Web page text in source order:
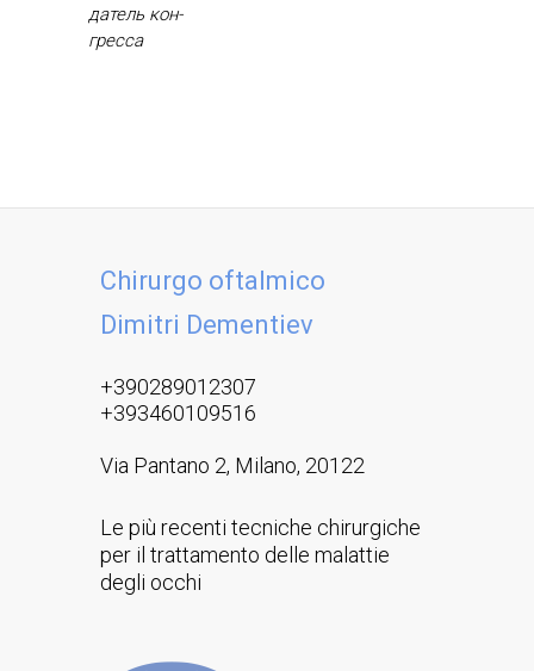
датель кон­
грес­са
Chirurgo oftalmico
Dimitri Dementiev
+390289012307
+393460109516
Via Pantano 2, Milano, 20122
Le più recenti tecniche chirurgiche
per il trattamento delle malattie
degli occhi